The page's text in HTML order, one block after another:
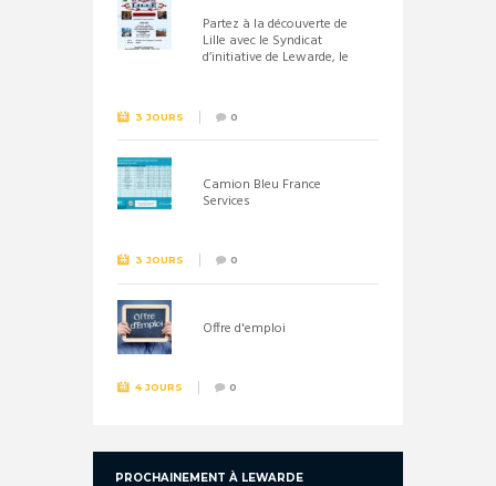
Partez à la découverte de
Lille avec le Syndicat
d’initiative de Lewarde, le
3 JOURS 0
Camion Bleu France
Services
3 JOURS 0
Offre d'emploi
4 JOURS 0
PROCHAINEMENT À LEWARDE